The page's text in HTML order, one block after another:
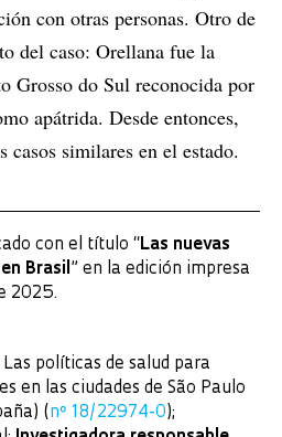
con otras personas. Otro de
del caso: Orellana fue la
Grosso do Sul reconocida por
apátrida. Desde entonces,
casos similares en el estado.
con el título “Las nuevas
Brasil” en la edición impresa
2025.
Las políticas de salud para
en las ciudades de São Paulo
( nº 18/22974-0);